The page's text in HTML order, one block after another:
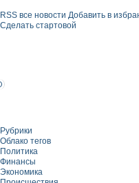
RSS все новости Добавить в
Сделать стартовой
Рубрики
Облако тегов
Политика
Финансы
Экономика